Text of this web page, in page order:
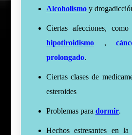
Alcoholismoy
Ciertas afecciones,
hipotiroidismo,
prolongado.
Ciertas clases de
esteroides
Problemas para dormir.
Hechos estresantes en